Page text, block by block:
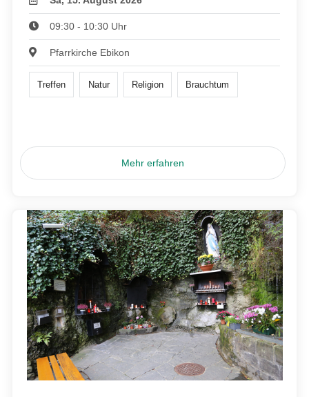
09:30 - 10:30 Uhr
Pfarrkirche Ebikon
Treffen Natur Religion Brauchtum
Mehr erfahren